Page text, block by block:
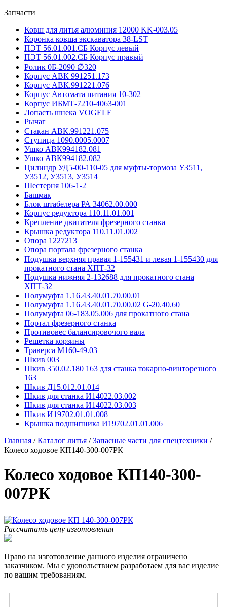
Запчасти
Ковш для литья алюминия 12000 KK-003.05
Коронка ковша экскаватора 38-LST
ПЭТ 56.01.001.СБ Корпус левый
ПЭТ 56.01.002.СБ Корпус правый
Ролик 0Б-2090 ∅320
Корпус АВК 991251.173
Корпус АВК.991221.076
Корпус Автомата питания 10-302
Корпус ИБМТ-7210-4063-001
Лопасть шнека VOGELE
Рычаг
Стакан АВК.991221.075
Ступица 1090.0005.0007
Ушко АВК994182.081
Ушко АВК994182.082
Цилиндр УД5-00-110-05 для муфты-тормоза У3511,
У3512, У3513, У3514
Шестерня 106-1-2
Башмак
Блок штабелера РА 34062.00.000
Корпус редуктора 110.11.01.001
Крепление двигателя фрезерного станка
Крышка редуктора 110.11.01.002
Опора 1227213
Опора портала фрезерного станка
Подушка верхняя правая 1-155431 и левая 1-155430 для
прокатного стана ХПТ-32
Подушка нижняя 2-132688 для прокатного стана
ХПТ-32
Полумуфта 1.16.43.40.01.70.00.01
Полумуфта 1.16.43.40.01.70.00.02 G-20.40.60
Полумуфта 06-183.05.006 для прокатного стана
Портал фрезерного станка
Противовес балансировочого вала
Решетка корзины
Траверса М160-49.03
Шкив 003
Шкив 350.02.180 163 для станка токарно-винторезного
163
Шкив Д15.012.01.014
Шкив для станка И14022.03.002
Шкив для станка И14022.03.003
Шкив И19702.01.01.008
Крышка подшипника И19702.01.01.006
Главная /Каталог литья /Запасные части для спецтехники /
Колесо ходовое КП140-300-007РК
Колесо ходовое КП140-300-
007РК
Рассчитать цену изготовления
Право на изготовление данного изделия ограничено
заказчиком. Мы с удовольствием разработаем для вас изделие
по вашим требованиям.